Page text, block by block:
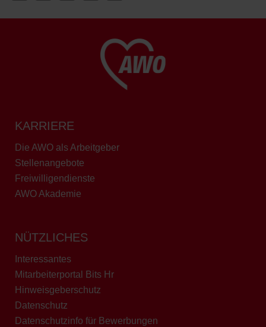
KARRIERE
Die AWO als Arbeitgeber
Stellenangebote
Freiwilligendienste
AWO Akademie
NÜTZLICHES
Interessantes
Mitarbeiterportal Bits Hr
Hinweisgeberschutz
Datenschutz
Datenschutzinfo für Bewerbungen